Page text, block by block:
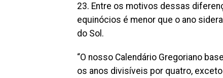
23. Entre os motivos dessas
equinócios é menor que o ano
do Sol.
“O nosso Calendário Gregoriano
os anos divisíveis por quatro,